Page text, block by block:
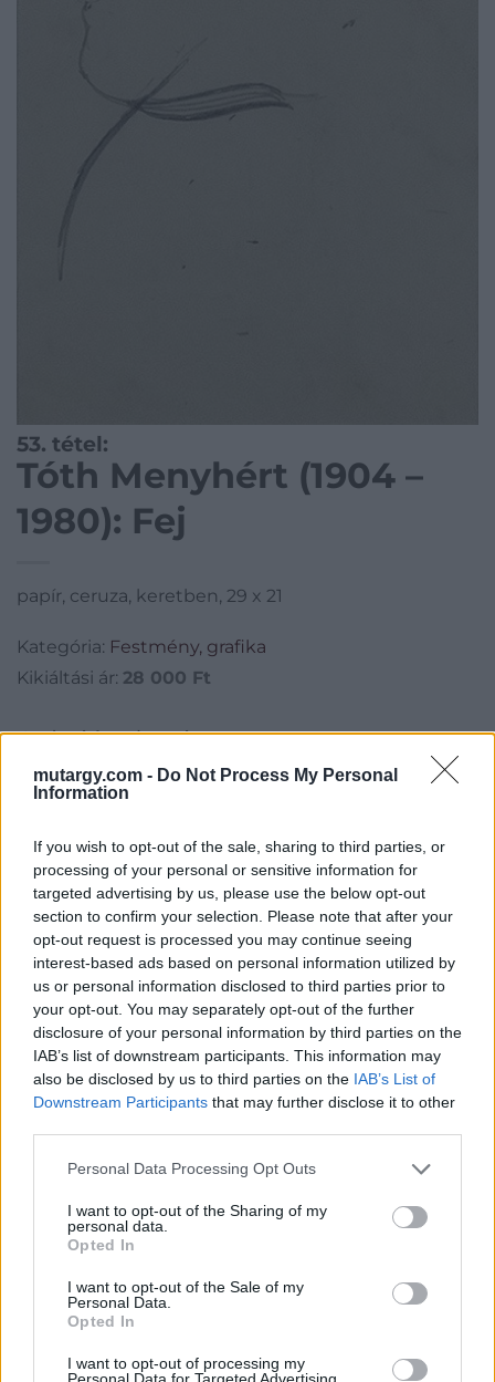
mutargy.com - Do Not Process My Personal
Information
If you wish to opt-out of the sale, sharing to third parties, or
processing of your personal or sensitive information for
targeted advertising by us, please use the below opt-out
section to confirm your selection. Please note that after your
opt-out request is processed you may continue seeing
interest-based ads based on personal information utilized by
us or personal information disclosed to third parties prior to
your opt-out. You may separately opt-out of the further
disclosure of your personal information by third parties on the
IAB’s list of downstream participants. This information may
also be disclosed by us to third parties on the IAB’s List of
Downstream Participants that may further disclose it to other
Personal Data Processing Opt Outs
I want to opt-out of the Sharing of my
personal data.
Opted In
I want to opt-out of the Sale of my
Personal Data.
Opted In
I want to opt-out of processing my
Personal Data for Targeted Advertising.
53. tétel:
Tóth Menyhért (1904 –
1980): Fej
papír, ceruza, keretben, 29 x 21
Kategória: Festmény, grafika
Kikiáltási ár: 28 000 Ft
Aukció adatai
Aukció neve:268.aukció - festmény, grafika, műtárgy
Aukció ideje: 18:00
Tételszám: 53
Eladó adatai
Eladó: Műgyűjtők Háza Kft.
Cím: Dudás Attila
Műgyűjtők Háza kft.
Budapest
1023.Bp. Zsigmond tér 11.
1023
Weboldal:
Bemutatkozás: 2013 nyarán nyitottuk meg Galériánkat
Budapesten, a II. kerületben. Célunk, hogy az eladók optimális
áron, gyorsan találjanak vevőt műtárgyaikra, az eladók pedig
rendszeresen tudják gazdagítani gyűjteményüket változatos
kínálatunkból. Ezért is rendezünk minden második héten,
18.00 óráig várjuk szeretettel az érdeklődőket.